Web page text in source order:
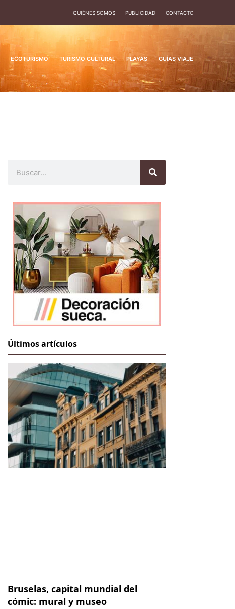
QUIÉNES SOMOS PUBLICIDAD CONTACTO
ECOTURISMO TURISMO CULTURAL PLAYAS GUÍAS VIAJE
Últimos artículos
Bruselas, capital mundial del
cómic: mural y museo